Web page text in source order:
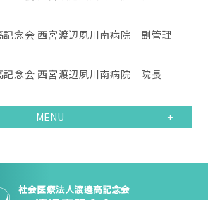
記念会 西宮渡辺夙川南病院 副管理
記念会 西宮渡辺夙川南病院 院長
MENU